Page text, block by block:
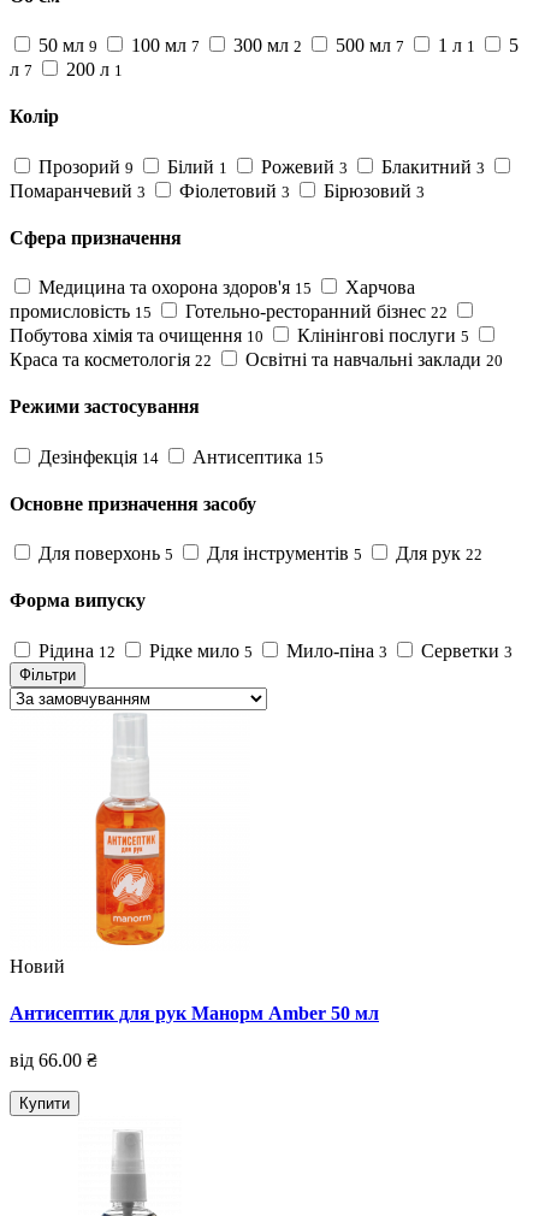
50 мл 9 100 мл 7 300 мл 2 500 мл 7 1 л 1
5
л 7 200 л 1
Колір
Прозорий 9 Білий 1 Рожевий 3 Блакитний 3
Помаранчевий 3 Фіолетовий 3 Бірюзовий 3
Сфера призначення
Медицина та охорона здоров'я 15
Харчова
промисловість 15 Готельно-ресторанний бізнес 22
Побутова хімія та очищення 10 Клінінгові послуги 5
Краса та косметологія 22 Освітні та навчальні заклади 20
Режими застосування
Дезінфекція 14 Антисептика 15
Основне призначення засобу
Для поверхонь 5 Для інструментів 5 Для рук 22
Форма випуску
Рідина 12 Рідке мило 5 Мило-піна 3 Серветки 3
Фільтри
Новий
Антисептик для рук Манорм Amber 50 мл
від 66.00 ₴
Купити